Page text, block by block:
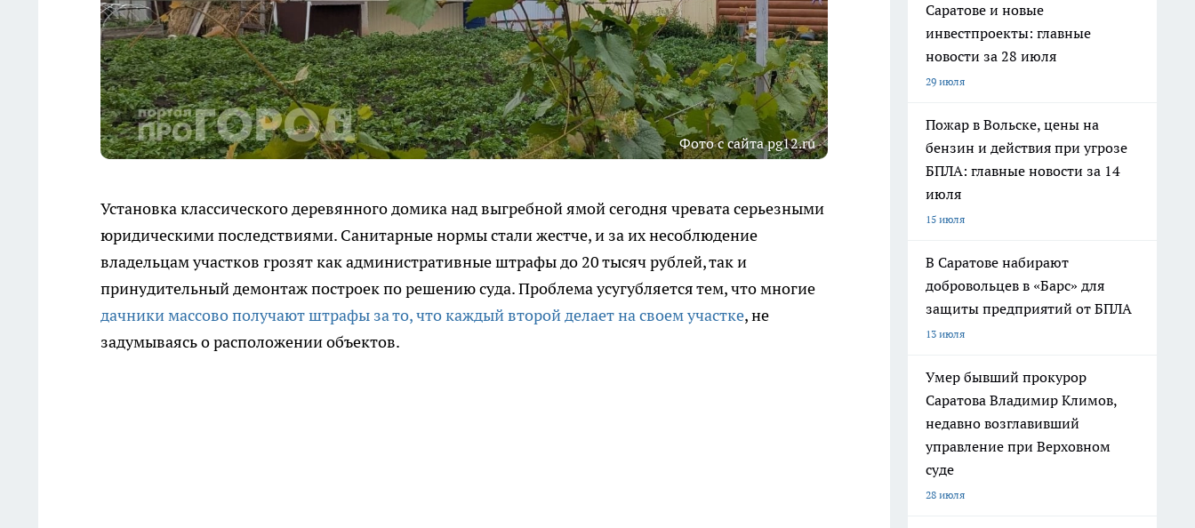
Фото с сайта pg12.ru
Установка классического деревянного домика над выгребной ямой сегодня чревата серьезными
юридическими последствиями. Санитарные нормы стали жестче, и за их несоблюдение
владельцам участков грозят как административные штрафы до 20 тысяч рублей, так и
принудительный демонтаж построек по решению суда. Проблема усугубляется тем, что многие
дачники массово получают штрафы за то, что каждый второй делает на своем участке, не
задумываясь о расположении объектов.
Саратове и новые
инвестпроекты: главные
новости за 28 июля
29 июля
Пожар в Вольске, цены на
бензин и действия при угрозе
БПЛА: главные новости за 14
июля
15 июля
В Саратове набирают
добровольцев в «Барс» для
защиты предприятий от БПЛА
13 июля
Умер бывший прокурор
Саратова Владимир Климов,
недавно возглавивший
управление при Верховном
суде
28 июля